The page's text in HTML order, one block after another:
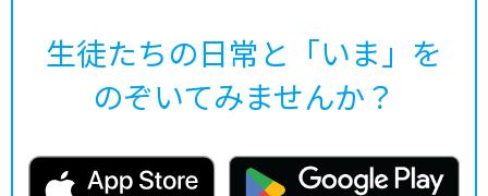
生徒たちの日常と「いま」を
のぞいてみませんか？